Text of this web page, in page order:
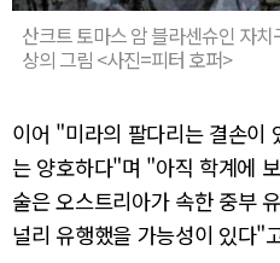
산크트 토마스 암 블라센슈인 자
상의 그림 <사진=피터 호퍼>
이어 "미라의 팔다리는 결손이
는 양호하다"며 "아직 학계에
술은 오스트리아가 속한 중부
널리 유행했을 가능성이 있다"